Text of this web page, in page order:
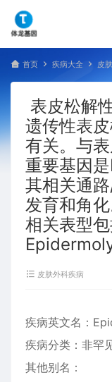
首页 疾病大全 皮
表皮松解
遗传性表
有关。与
重要基因
其相关通
发育和角
相关表型包
皮肤外科疾病
疾病英文名：
疾病分类：非罕
其他别名：